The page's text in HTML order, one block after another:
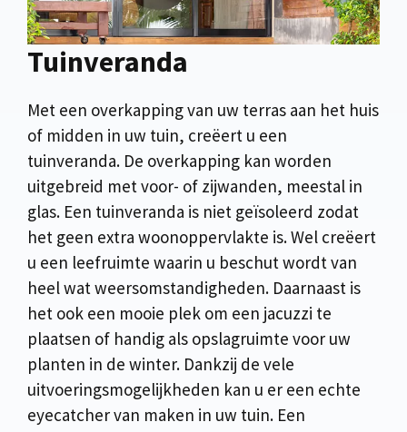
Tuinveranda
Met een overkapping van uw terras aan het huis
of midden in uw tuin, creëert u een
tuinveranda. De overkapping kan worden
uitgebreid met voor- of zijwanden, meestal in
glas. Een tuinveranda is niet geïsoleerd zodat
het geen extra woonoppervlakte is. Wel creëert
u een leefruimte waarin u beschut wordt van
heel wat weersomstandigheden. Daarnaast is
het ook een mooie plek om een jacuzzi te
plaatsen of handig als opslagruimte voor uw
planten in de winter. Dankzij de vele
uitvoeringsmogelijkheden kan u er een echte
eyecatcher van maken in uw tuin. Een